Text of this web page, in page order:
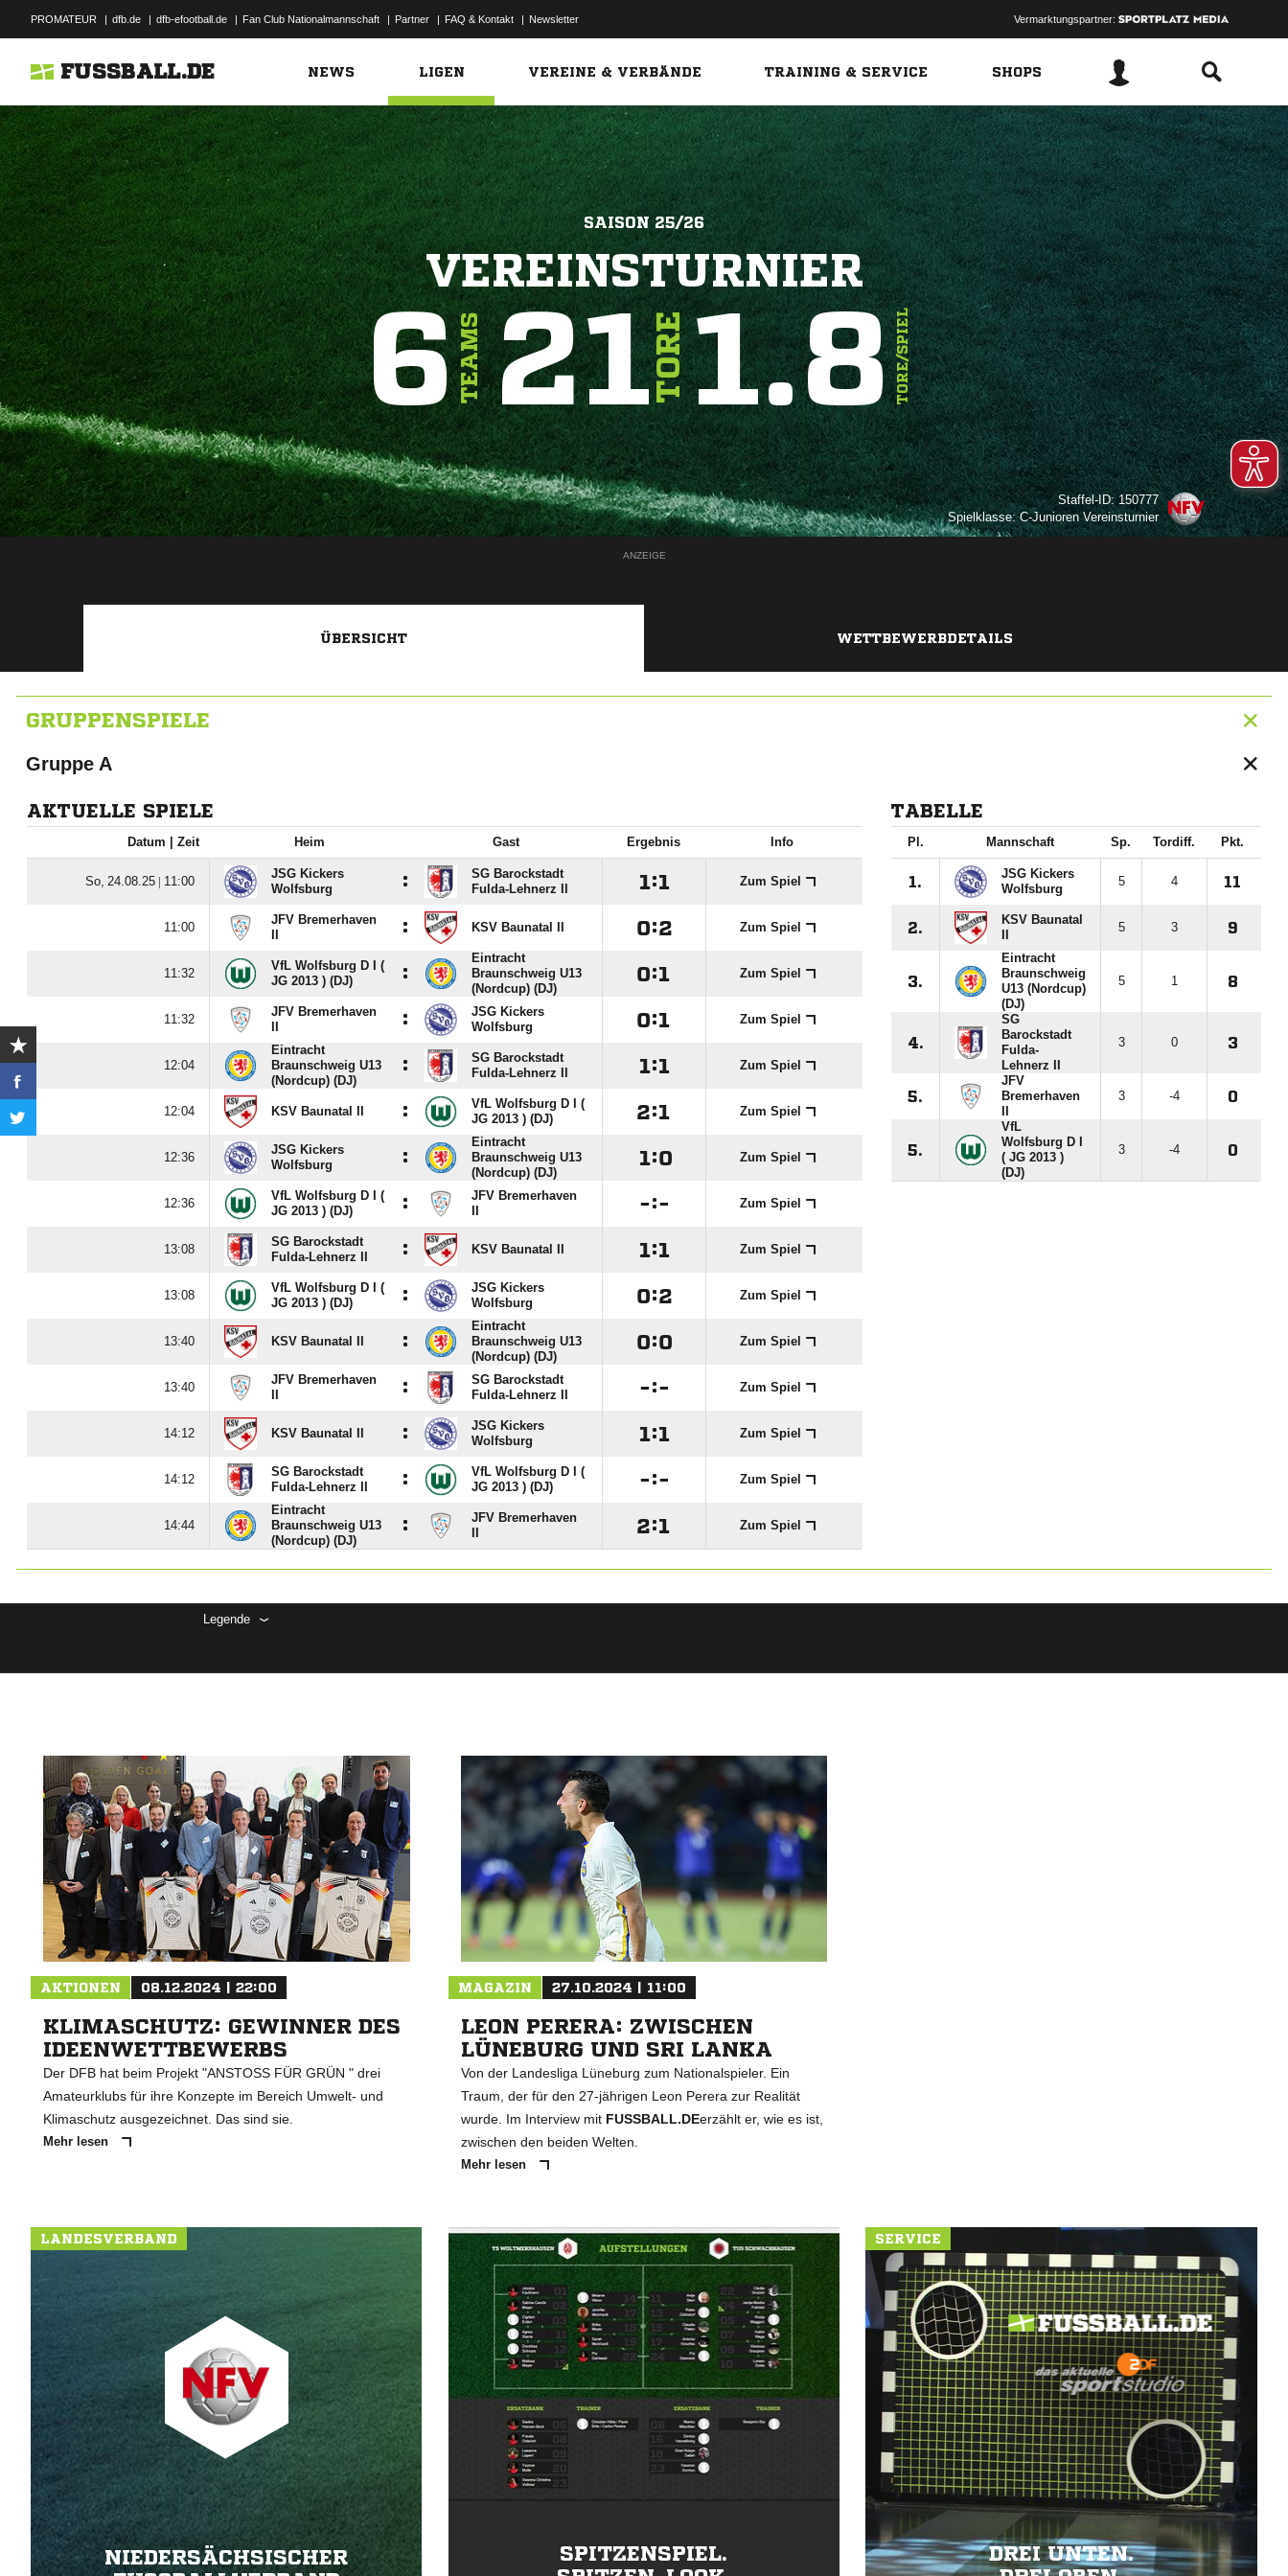
PROMATEUR | dfb.de | dfb-efootball.de | Fan Club Nationalmannschaft | Partner | FAQ & Kontakt | Newsletter Vermarktungspartner:
FUSSBALL.DE NEWS LIGEN VEREINE & VERBÄNDE TRAINING & SERVICE SHOPS
SAISON 25/26
VEREINSTURNIER
6TEAMS21TORE1.8TORE/SPIEL
Staffel-ID: 150777
Spielklasse: C-Junioren Vereinsturnier
ANZEIGE
ÜBERSICHT WETTBEWERBDETAILS
GRUPPENSPIELE
Gruppe A
AKTUELLE SPIELE
Datum |Zeit Heim Gast Ergebnis Info
  | 
JSG Kickers
Wolfsburg
:
SG Barockstadt
Fulda-Lehnerz II
: Zum Spiel

JFV Bremerhaven
: KSV Baunatal II : Zum Spiel

VfL Wolfsburg D I (
JG 2013 ) (DJ)
:
Eintracht
Braunschweig U13
(Nordcup) (DJ)
: Zum Spiel

JFV Bremerhaven
:
JSG Kickers
Wolfsburg
: Zum Spiel

Eintracht
Braunschweig U13
(Nordcup) (DJ)
:
SG Barockstadt
Fulda-Lehnerz II
: Zum Spiel
 KSV Baunatal II :
VfL Wolfsburg D I (
JG 2013 ) (DJ)
: Zum Spiel

JSG Kickers
Wolfsburg
:
Eintracht
Braunschweig U13
(Nordcup) (DJ)
: Zum Spiel

VfL Wolfsburg D I (
JG 2013 ) (DJ)
:
JFV Bremerhaven
: Zum Spiel

SG Barockstadt
Fulda-Lehnerz II
: KSV Baunatal II : Zum Spiel

VfL Wolfsburg D I (
JG 2013 ) (DJ)
:
JSG Kickers
Wolfsburg
: Zum Spiel
 KSV Baunatal II :
Eintracht
Braunschweig U13
(Nordcup) (DJ)
: Zum Spiel

JFV Bremerhaven
:
SG Barockstadt
Fulda-Lehnerz II
: Zum Spiel
 KSV Baunatal II :
JSG Kickers
Wolfsburg
: Zum Spiel

SG Barockstadt
Fulda-Lehnerz II
:
VfL Wolfsburg D I (
JG 2013 ) (DJ)
: Zum Spiel

Eintracht
Braunschweig U13
(Nordcup) (DJ)
:
JFV Bremerhaven
: Zum Spiel
TABELLE
Pl. Mannschaft Sp. Tordiff. Pkt.
1.
JSG Kickers
Wolfsburg
5 4 11
2.
KSV Baunatal
5 3 9
3.
Eintracht
Braunschweig
U13 (Nordcup)
(DJ)
5 1 8
4.
SG
Barockstadt
Fulda-
Lehnerz II
3 0 3
5.
JFV
Bremerhaven
3 -4 0
5.
VfL
Wolfsburg D I
( JG 2013 )
(DJ)
3 -4 0
Legende
AKTIONEN 08.12.2024 | 22:00
KLIMASCHUTZ: GEWINNER DES
IDEENWETTBEWERBS
Der DFB hat beim Projekt "ANSTOSS FÜR GRÜN " drei
Amateurklubs für ihre Konzepte im Bereich Umwelt- und
Klimaschutz ausgezeichnet. Das sind sie.
Mehr lesen
MAGAZIN 27.10.2024 | 11:00
LEON PERERA: ZWISCHEN
LÜNEBURG UND SRI LANKA
Von der Landesliga Lüneburg zum Nationalspieler. Ein
Traum, der für den 27-jährigen Leon Perera zur Realität
wurde. Im Interview mit FUSSBALL.DEerzählt er, wie es ist,
zwischen den beiden Welten.
Mehr lesen
LANDESVERBAND
NIEDERSÄCHSISCHER
SPITZENSPIEL.
SERVICE
DREI UNTEN.